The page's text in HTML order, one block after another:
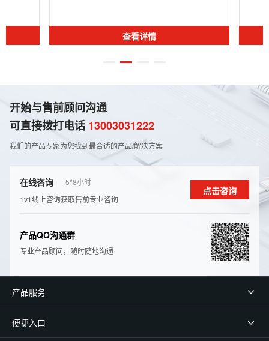
查看详情
开始与售前顾问沟通
可直接拨打电话 13003031222
我们的产品专家为您找到最合适的产品/解决⽅案
在线咨询
5*8⼩时
1v1线上咨询获取售前专业咨询
点击咨询
产品QQ沟通群
专业产品顾问，随时随地沟通
产品服务
便捷入口